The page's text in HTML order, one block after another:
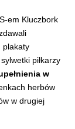
em Kluczbork
plakaty
piłkarzy
w
herbów
w drugiej